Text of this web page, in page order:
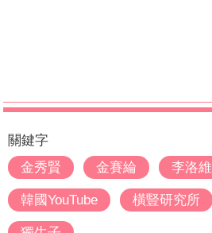
關鍵字
金秀賢
金賽綸 李洛維
韓國YouTube 橫豎研究所